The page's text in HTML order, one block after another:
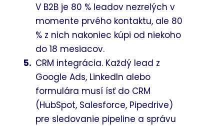
V B2B je 80 % leadov nezrelých v
momente prvého kontaktu, ale 80
% z nich nakoniec kúpi od niekoho
do 18 mesiacov.
CRM integrácia. Každý lead z
Google Ads, LinkedIn alebo
formulára musí ísť do CRM
(HubSpot, Salesforce, Pipedrive)
pre sledovanie pipeline a správu